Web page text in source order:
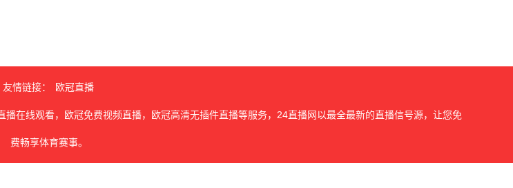
友情链接： 欧冠直播
在线观看，欧冠免费视频直播，欧冠高清无插件直播等服务，24直播网以最全最新的直播信号源，让您免
费畅享体育赛事。